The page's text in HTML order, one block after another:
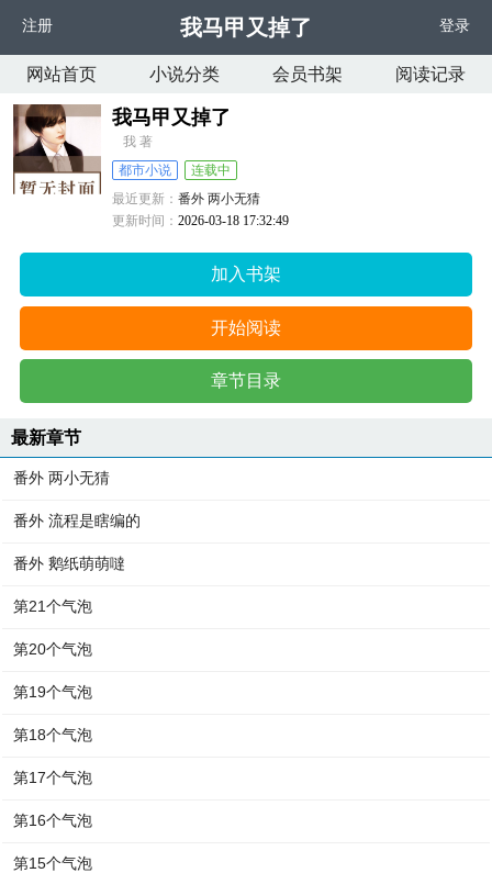
注册 我马甲又掉了 登录
网站首页 小说分类 会员书架 阅读记录
我马甲又掉了
我 著
都市小说
连载中
最近更新：番外 两小无猜
更新时间：2026-03-18 17:32:49
加入书架
开始阅读
章节目录
最新章节
番外 两小无猜
番外 流程是瞎编的
番外 鹅纸萌萌噠
第21个气泡
第20个气泡
第19个气泡
第18个气泡
第17个气泡
第16个气泡
第15个气泡